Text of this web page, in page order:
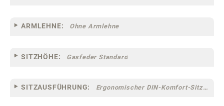
ARMLEHNE: Ohne Armlehne
SITZHÖHE: Gasfeder Standard
SITZAUSFÜHRUNG: Ergonomischer DIN-Komfort-Sitz [75]